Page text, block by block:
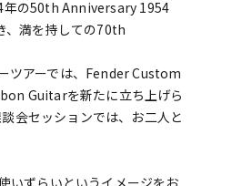
の50th Anniversary 1954
満を持しての70th
ツアーでは、Fender Custom
Guitarを新たに立ち上げら
会セッションでは、お二人と
いずらいというイメージをお